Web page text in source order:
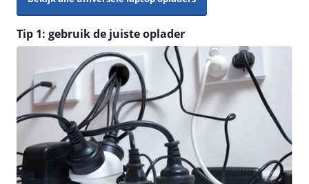
Tip 1: gebruik de juiste oplader